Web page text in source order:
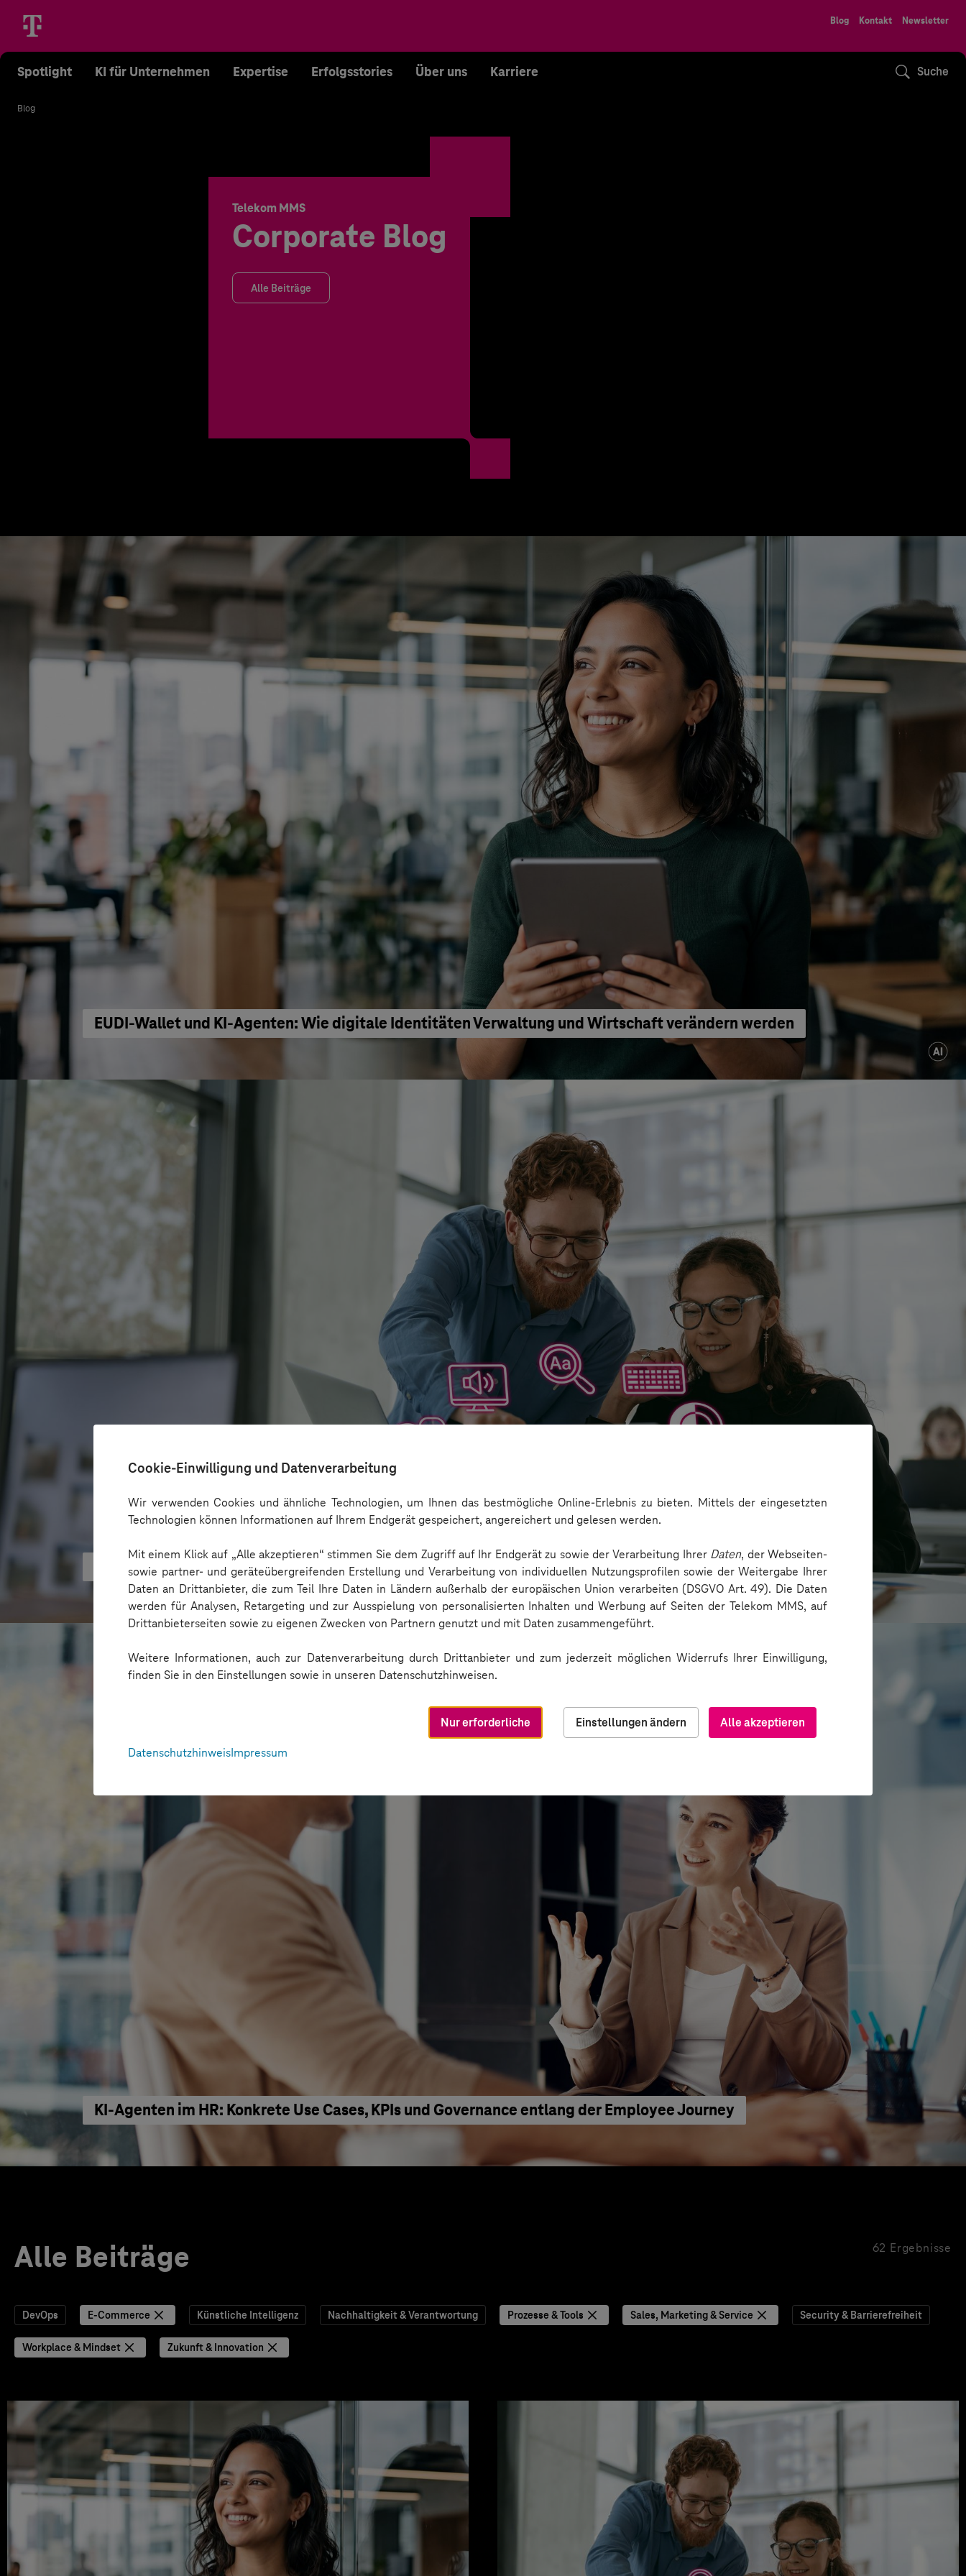
Cookie-Einwilligung und Datenverarbeitung
Wir verwenden Cookies und ähnliche Technologien, um Ihnen das bestmögliche Online-Erlebnis zu bieten. Mittels der eingesetzten
Technologien können Informationen auf Ihrem Endgerät gespeichert, angereichert und gelesen werden.
Mit einem Klick auf „Alle akzeptieren“ stimmen Sie dem Zugriff auf Ihr Endgerät zu sowie der Verarbeitung Ihrer Daten, der Webseiten-
sowie partner- und geräteübergreifenden Erstellung und Verarbeitung von individuellen Nutzungsprofilen sowie der Weitergabe Ihrer
Daten an Drittanbieter, die zum Teil Ihre Daten in Ländern außerhalb der europäischen Union verarbeiten (DSGVO Art. 49). Die Daten
werden für Analysen, Retargeting und zur Ausspielung von personalisierten Inhalten und Werbung auf Seiten der Telekom MMS, auf
Drittanbieterseiten sowie zu eigenen Zwecken von Partnern genutzt und mit Daten zusammengeführt.
Weitere Informationen, auch zur Datenverarbeitung durch Drittanbieter und zum jederzeit möglichen Widerrufs Ihrer Einwilligung,
finden Sie in den Einstellungen sowie in unseren Datenschutzhinweisen.
Alle akzeptieren
Nur erforderliche
Einstellungen ändern
DatenschutzhinweisImpressum
Blog Kontakt Newsletter
Spotlight KI für Unternehmen Expertise Erfolgsstories Über uns Karriere Suche
Blog
Telekom MMS
Corporate Blog
Alle Beiträge
EUDI-Wallet und KI-Agenten: Wie digitale Identitäten Verwaltung und Wirtschaft verändern werden
KI kann Barrieren überbrücken - aber nicht Barrierefreiheit ersetzen
KI‑Agenten im HR: Konkrete Use Cases, KPIs und Governance entlang der Employee Journey
Alle Beiträge 62 Ergebnisse
DevOps E-Commerce Künstliche Intelligenz Nachhaltigkeit & Verantwortung Prozesse & Tools Sales, Marketing & Service Security & Barrierefreiheit
Workplace & Mindset Zukunft & Innovation